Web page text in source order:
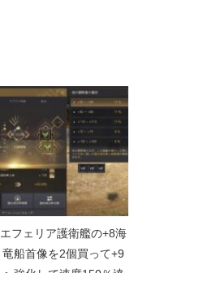
エフェリア護衛艦の+8海
竜船首像を2個買って+9
へ強化して速度150％達